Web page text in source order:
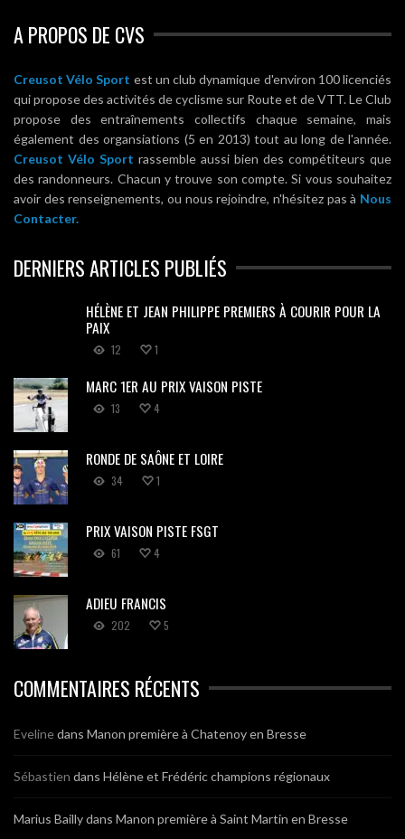
A PROPOS DE CVS
Creusot Vélo Sport est un club dynamique d'environ 100 licenciés
qui propose des activités de cyclisme sur Route et de VTT. Le Club
propose des entraînements collectifs chaque semaine, mais
également des organsiations (5 en 2013) tout au long de l'année.
Creusot Vélo Sport rassemble aussi bien des compétiteurs que
des randonneurs. Chacun y trouve son compte. Si vous souhaitez
avoir des renseignements, ou nous rejoindre, n'hésitez pas à Nous
Contacter.
DERNIERS ARTICLES PUBLIÉS
HÉLÈNE ET JEAN PHILIPPE PREMIERS À COURIR POUR LA
PAIX
12 1
MARC 1ER AU PRIX VAISON PISTE
13 4
RONDE DE SAÔNE ET LOIRE
34 1
PRIX VAISON PISTE FSGT
61 4
ADIEU FRANCIS
202 5
COMMENTAIRES RÉCENTS
Evelinedans Manon première à Chatenoy en Bresse
Sébastien dans Hélène et Frédéric champions régionaux
Marius Baillydans Manon première à Saint Martin en Bresse